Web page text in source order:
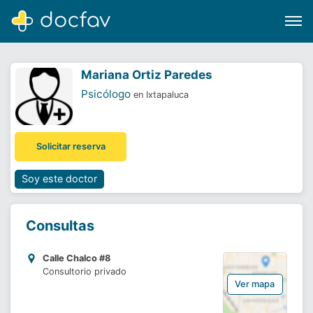
Software para clínicas
¿Eres un doctor?
Mariana Ortiz Paredes
Psicólogo en Ixtapaluca
Solicitar reserva
Soy este doctor
Consultas
Calle Chalco #8
Consultorio privado
Ver mapa